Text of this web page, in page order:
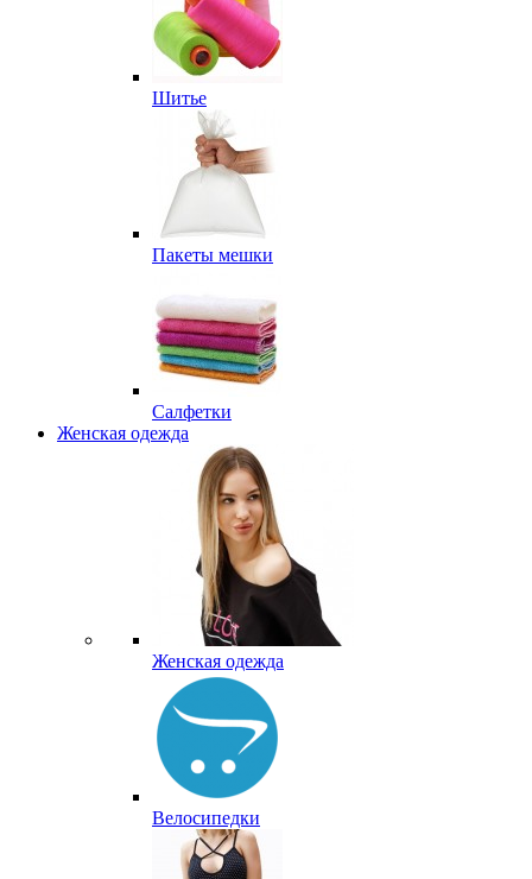
Шитье
Пакеты мешки
Салфетки
Женская одежда
Женская одежда
Велосипедки